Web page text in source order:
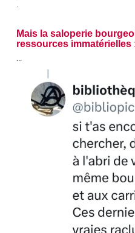
.
Mais la saloperie
ressources immatérielles
...